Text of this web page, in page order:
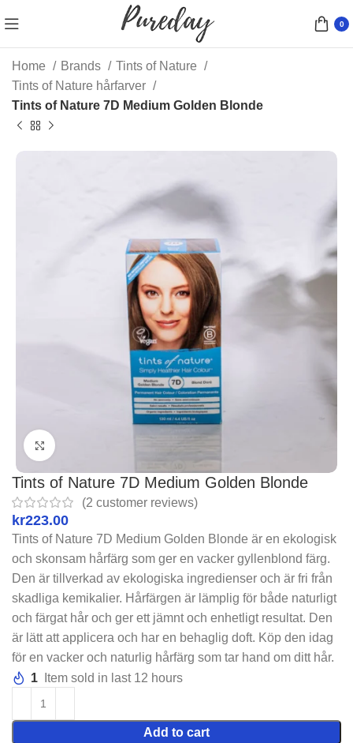
0
Home Brands
Tints of Nature
Tints of Nature hårfarver
Tints of Nature 7D Medium Golden Blonde
Tints of Nature 7D Medium Golden Blonde
(2 customer reviews)
kr
Tints of Nature 7D Medium Golden Blonde är en ekologisk
och skonsam hårfärg som ger en vacker gyllenblond färg.
Den är tillverkad av ekologiska ingredienser och är fri från
skadliga kemikalier. Hårfärgen är lämplig för både naturligt
och färgat hår och ger ett jämnt och enhetligt resultat. Den
är lätt att applicera och har en behaglig doft. Köp den idag
för en vacker och naturlig hårfärg som tar hand om ditt hår.
1
Item sold in last 12 hours
Add to cart